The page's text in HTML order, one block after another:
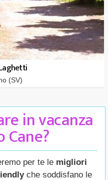
(SV)
in vacanza
per te le migliori
che soddisfano le